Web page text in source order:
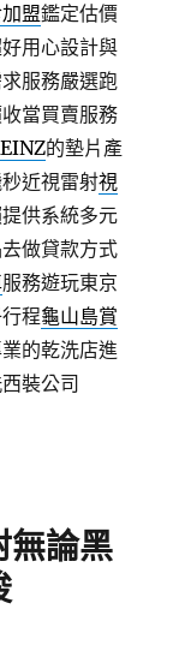
盟鑑定估價
用心設計與
服務嚴選跑
當買賣服務
的墊片產
近視雷射視
供系統多元
做貸款方式
服務遊玩東京
程龜山島賞
的乾洗店進
裝公司
無論黑